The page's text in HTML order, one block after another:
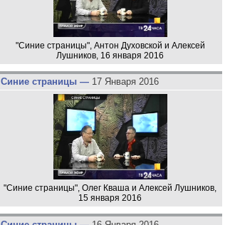
"Синие страницы", Антон Духовской и Алексей
Лушников, 16 января 2016
Синие страницы — 17 Января 2016
"Синие страницы", Олег Кваша и Алексей Лушников,
15 января 2016